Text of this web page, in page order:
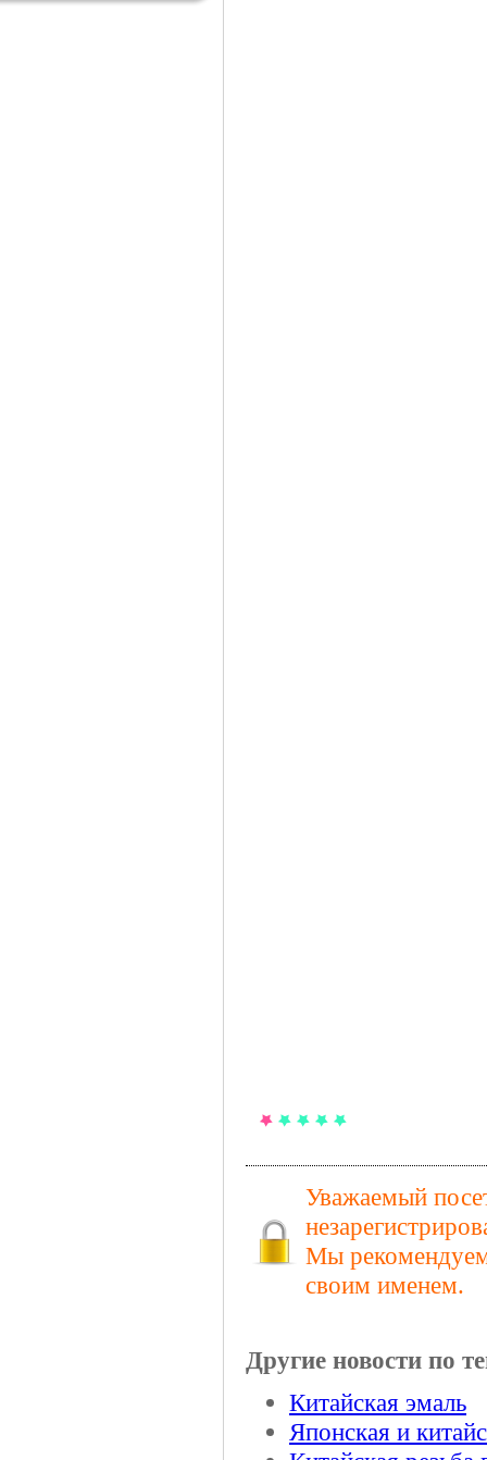
Уважаемый
Мы рекомендуем
своим именем.
Другие новости по
Китайская эмаль
Японская и